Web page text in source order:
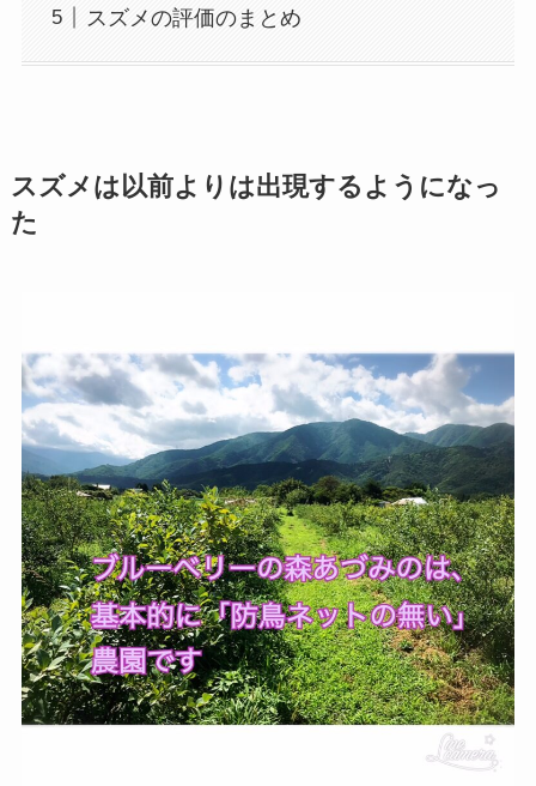
スズメの評価のまとめ
スズメは以前よりは出現するようになっ
た